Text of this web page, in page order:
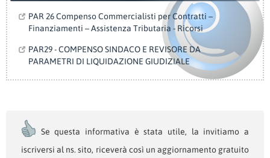
PAR 26 Compenso Commercialisti per Contratti –
Finanziamenti – Assistenza Tributaria - Ricorsi
PAR29 - COMPENSO SINDACO E REVISORE DA
PARAMETRI DI LIQUIDAZIONE GIUDIZIALE
Se questa informativa è stata utile, la invitiamo a
iscriversi al ns. sito, riceverà così un aggiornamento gratuito